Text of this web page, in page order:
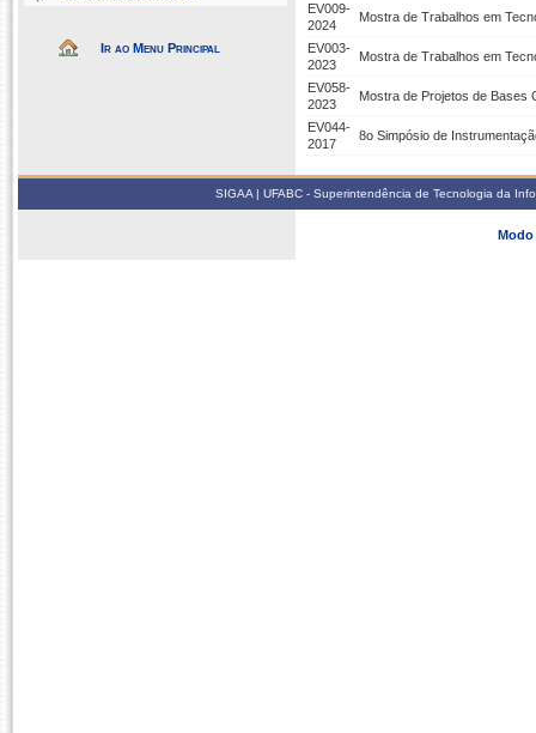
Ir ao Menu Principal
EV009-
2024
Mostra de Trabalhos em
EV003-
2023
Mostra de Trabalhos em
EV058-
2023
Mostra de Projetos de Bases
EV044-
2017
8o Simpósio de
SIGAA | UFABC - Superintendência de Tecnologia da
Modo